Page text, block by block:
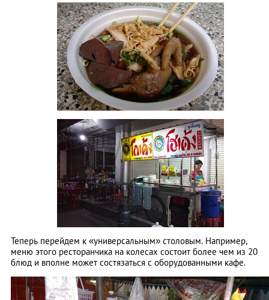
Теперь перейдем к «универсальным» столовым. Например,
меню этого ресторанчика на колесах состоит более чем из 20
блюд и вполне может состязаться с оборудованными кафе.